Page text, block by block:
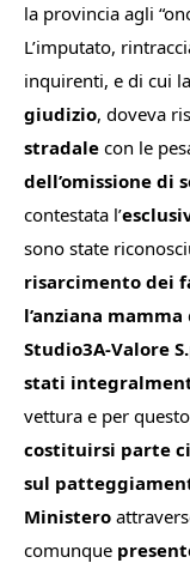
la provincia agli
L’imputato,
inquirenti, e di cui la
giudizio, doveva
stradale con le
dell’omissione di
contestata l’
sono state
risarcimento dei
l’anziana mamma
Studio3A-Valore
stati
vettura e per
costituirsi parte
sul
Ministero
comunque